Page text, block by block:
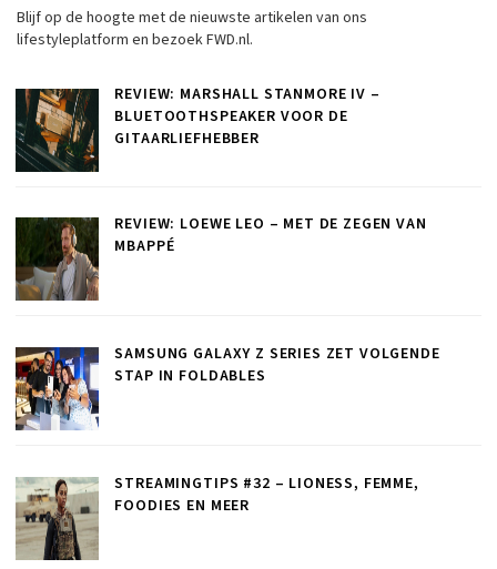
Blijf op de hoogte met de nieuwste artikelen van ons
lifestyleplatform en bezoek FWD.nl.
REVIEW: MARSHALL STANMORE IV –
BLUETOOTHSPEAKER VOOR DE
GITAARLIEFHEBBER
REVIEW: LOEWE LEO – MET DE ZEGEN VAN
MBAPPÉ
SAMSUNG GALAXY Z SERIES ZET VOLGENDE
STAP IN FOLDABLES
STREAMINGTIPS #32 – LIONESS, FEMME,
FOODIES EN MEER